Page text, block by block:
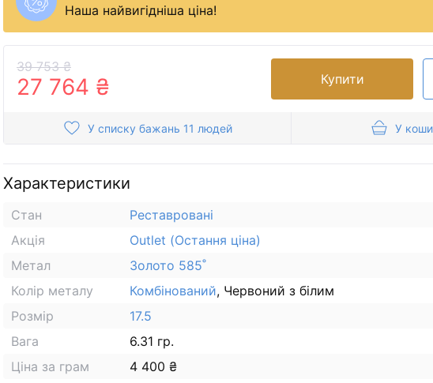
Наша найвигідніша ціна!
39 753 ₴
27 764 ₴ Купити
У списку бажань 11 людей У
Характеристики
Стан
Реставровані
Акція
Outlet (Остання ціна)
Метал
Золото 585˚
Колір металу
Комбінований, Червоний з білим
Розмір
17.5
Вага
6.31 гр.
Ціна за грам
4 400 ₴